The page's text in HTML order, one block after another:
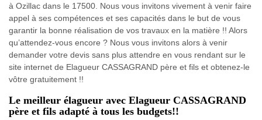
à Ozillac dans le 17500. Nous vous invitons vivement à venir faire
appel à ses compétences et ses capacités dans le but de vous
garantir la bonne réalisation de vos travaux en la matière !! Alors
qu’attendez-vous encore ? Nous vous invitons alors à venir
demander votre devis sans plus attendre en vous rendant sur le
site internet de Elagueur CASSAGRAND père et fils et obtenez-le
vôtre gratuitement !!
Le meilleur élagueur avec Elagueur CASSAGRAND
père et fils adapté à tous les budgets!!